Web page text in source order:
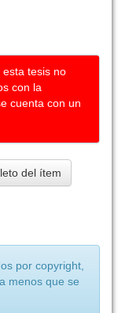
tesis no
con la
cuenta con un
del ítem
por copyright,
menos que se